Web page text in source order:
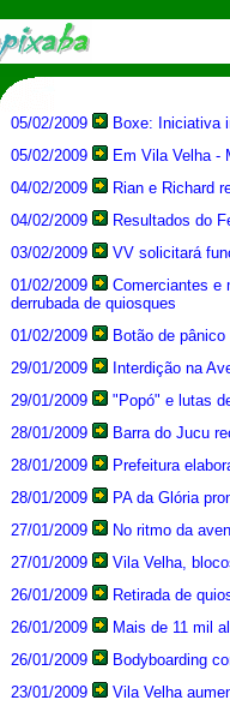
05/02/2009
Boxe: Iniciativa
05/02/2009
Em Vila Velha -
04/02/2009
Rian e Richard
04/02/2009
Resultados do
03/02/2009
VV solicitará
01/02/2009
Comerciantes e
derrubada de quiosques
01/02/2009
Botão de pânico
29/01/2009
Interdição na
29/01/2009
"Popó" e lutas
28/01/2009
Barra do Jucu
28/01/2009
Prefeitura
28/01/2009
PA da Glória
27/01/2009
No ritmo da
27/01/2009
Vila Velha,
26/01/2009
Retirada de
26/01/2009
Mais de 11 mil
26/01/2009
Bodyboarding
23/01/2009
Vila Velha